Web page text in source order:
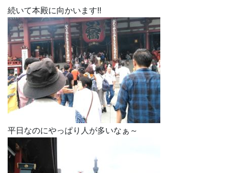
続いて本殿に向かいます!!
平日なのにやっぱり人が多いなぁ～